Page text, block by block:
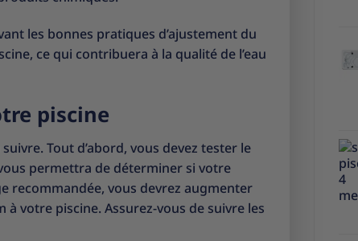
les bonnes pratiques d’ajustement du
ce qui contribuera à la qualité de l’eau
piscine
Tout d’abord, vous devez tester le
vous permettra de déterminer si votre
recommandée, vous devrez augmenter
votre piscine. Assurez-vous de suivre les